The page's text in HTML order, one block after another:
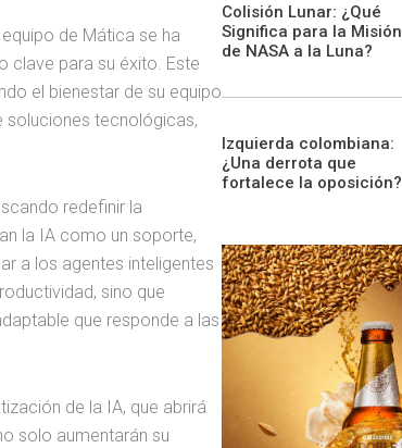
de Mática se ha
clave para su éxito. Este
el bienestar de su equipo
soluciones tecnológicas,
redefinir la
la IA como un soporte,
a los agentes inteligentes
sino que
que responde a las
de la IA, que abrirá
solo aumentarán su
Colisión Lunar: ¿Qué
Significa para la Misión
de NASA a la Luna?
Izquierda colombiana:
¿Una derrota que
fortalece la oposición?